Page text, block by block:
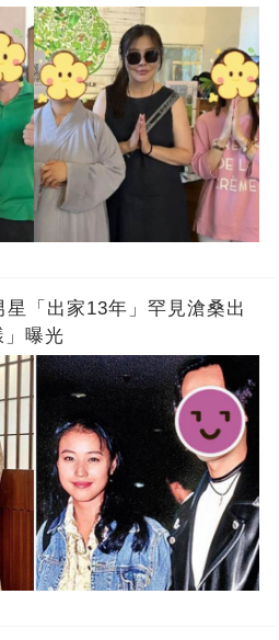
「出家13年」罕見滄桑出
」曝光